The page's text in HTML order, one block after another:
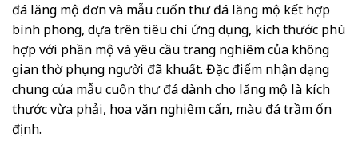
đá lăng mộ đơn và mẫu cuốn thư đá lăng mộ kết hợp
bình phong, dựa trên tiêu chí ứng dụng, kích thước phù
hợp với phần mộ và yêu cầu trang nghiêm của không
gian thờ phụng người đã khuất. Đặc điểm nhận dạng
chung của mẫu cuốn thư đá dành cho lăng mộ là kích
thước vừa phải, hoa văn nghiêm cẩn, màu đá trầm ổn
định.